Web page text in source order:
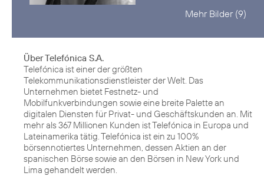
Mehr Bilder (9)
Über Telefónica S.A.
Telefónica ist einer der größten
Telekommunikationsdienstleister der Welt. Das
Unternehmen bietet Festnetz- und
Mobilfunkverbindungen sowie eine breite Palette an
digitalen Diensten für Privat- und Geschäftskunden an. Mit
mehr als 367 Millionen Kunden ist Telefónica in Europa und
Lateinamerika tätig. Telefónica ist ein zu 100%
börsennotiertes Unternehmen, dessen Aktien an der
spanischen Börse sowie an den Börsen in New York und
Lima gehandelt werden.